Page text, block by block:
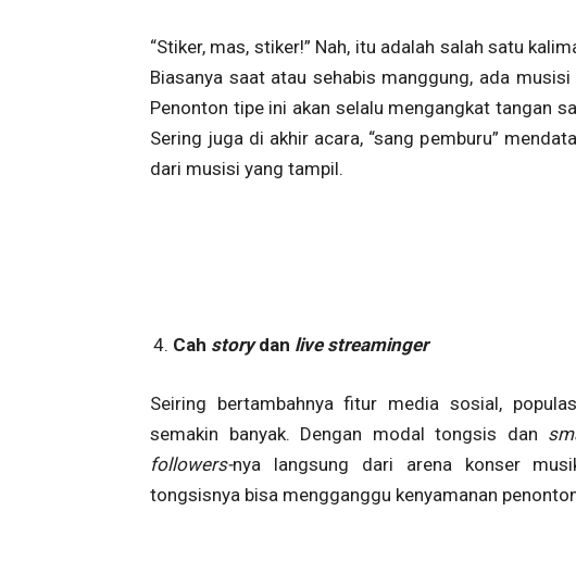
“Stiker, mas, stiker!” Nah, itu adalah salah satu
Biasanya saat atau sehabis manggung, ada
Penonton tipe ini akan selalu mengangkat tangan
Sering juga di akhir acara, “sang pemburu”
dari musisi yang tampil.
Cah storydan live streaminger
Seiring bertambahnya fitur media sosial,
semakin banyak. Dengan modal tongsis dan
followers-nya langsung dari arena konser
tongsisnya bisa mengganggu kenyamanan